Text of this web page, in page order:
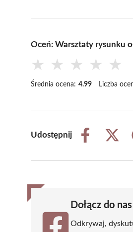
Oceń: Warsztaty rysunku
★ ★ ★ ★ ★
Średnia ocena: 4.99 Liczba
Udostępnij
Share
Share
Dołącz do
Odkrywaj,